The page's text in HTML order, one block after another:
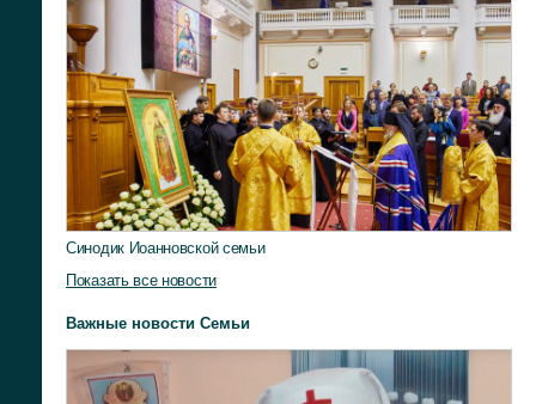
Синодик Иоанновской семьи
Показать все новости
Важные новости Семьи